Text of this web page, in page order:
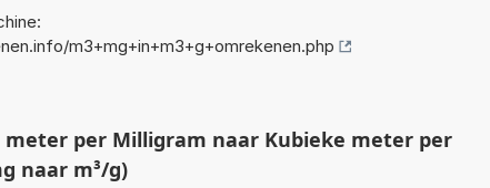
m3+mg+in+m3+g+omrekenen.php
meter per Milligram naar Kubieke meter per
naar m³/g)